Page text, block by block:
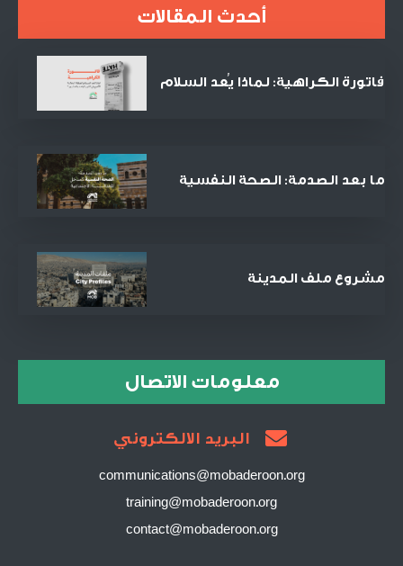
أحدث المقالات
فاتورة الكراهية: لماذا يُعد السلام
ما بعد الصدمة: الصحة النفسية
مشروع ملف المدينة
معلومات الاتصال
البريد الالكتروني
communications@mobaderoon.org
training@mobaderoon.org
contact@mobaderoon.org